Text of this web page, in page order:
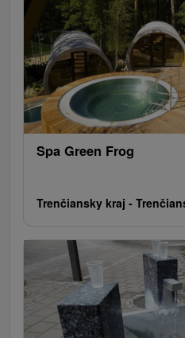
Jeziora, jeziora, zbiorniki wodne
Wodospady
Kościoły drewniane
Túry a turistické chodníky
Zamki
Rafting, rafting, rafting
Obiekty
Pola golfowe
Tory gokartowe
Szlaki winne
Cyklotrasy
Spa Green Frog
Trenčiansky kraj -